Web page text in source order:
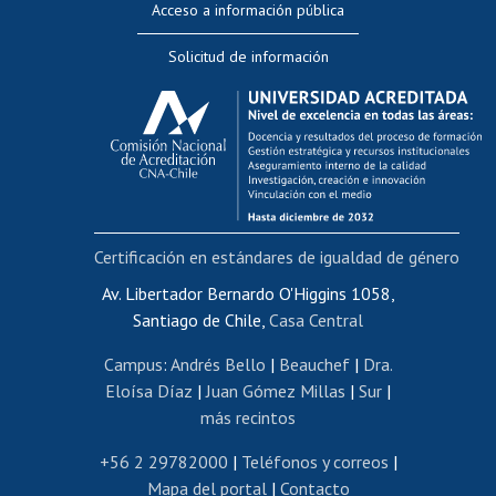
Evaluación docente
Calificación académica
Postulación al AUCAI
Funcionarias/os
Cursos internos de capacitación
Bienestar del personal
Portal de movilidad interna
Certificado de renta
Certificado de renta honorarios
Editar páginas blancas
Extranjeras/os
Revalidación y reconocimiento de títulos
Postulación al Programa de Movilidad Estudiantil
Acceso a información pública
Solicitud de información
Av. Libertador Bernardo O'Higgins 1058,
Santiago de Chile, Casa Central
Campus: Andrés Bello | Beauchef| Dra.
Eloísa Díaz |Juan Gómez Millas | Sur |
más recintos
+56 2 29782000 | Teléfonos y correos |
Mapa del portal| Contacto
Certificación en estándares de igualdad de género